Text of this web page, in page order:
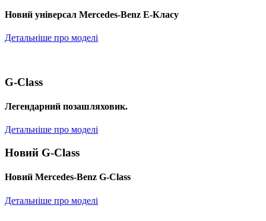
Новий універсал Mercedes-Benz E-Класу
Детальніше про моделі
G-Class
Легендарний позашляховик.
Детальніше про моделі
Новий G-Class
Новий Mercedes-Benz G-Class
Детальніше про моделі